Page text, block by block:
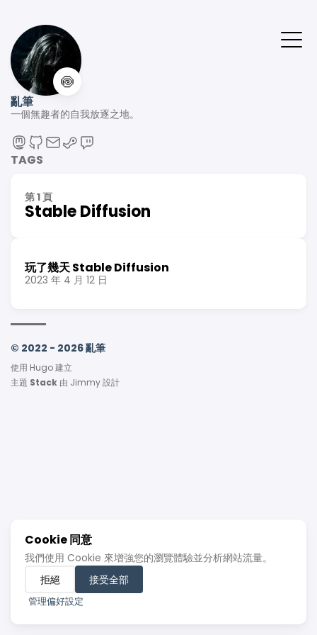
🍥
亂筆
一個無趣者的自我放逐之地。
TAGS
第 1 頁
Stable Diffusion
玩了幾天 Stable Diffusion
2023 年 4 月 12 日
© 2022 - 2026 亂筆
使用 Hugo建立
主題 Stack 由 Jimmy設計
Cookie 同意
我們使用 Cookie 來增強您的瀏覽體驗並分析網站流量。
拒絕
接受全部
管理偏好設定